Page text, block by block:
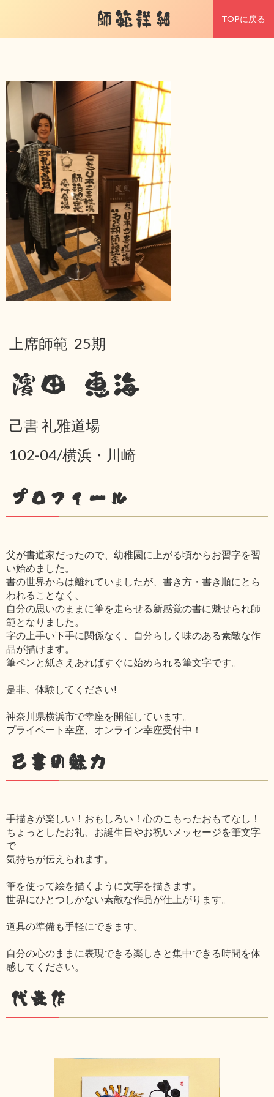
師範詳細 TOPに戻る
上席師範 25期
濱田 恵海
己書 礼雅道場
102-04/横浜・川崎
プロフィール
父が書道家だったので、幼稚園に上がる頃からお習字を習
い始めました。
書の世界からは離れていましたが、書き方・書き順にとら
われることなく、
自分の思いのままに筆を走らせる新感覚の書に魅せられ師
範となりました。
字の上手い下手に関係なく、自分らしく味のある素敵な作
品が描けます。
筆ペンと紙さえあればすぐに始められる筆文字です。
是非、体験してください!
神奈川県横浜市で幸座を開催しています。
プライベート幸座、オンライン幸座受付中！
己書の魅力
手描きが楽しい！おもしろい！心のこもったおもてなし！
ちょっとしたお礼、お誕生日やお祝いメッセージを筆文字
で
気持ちが伝えられます。
筆を使って絵を描くように文字を描きます。
世界にひとつしかない素敵な作品が仕上がります。
道具の準備も手軽にできます。
自分の心のままに表現できる楽しさと集中できる時間を体
感してください。
代表作